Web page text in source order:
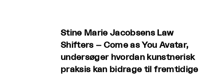
Stine Marie Jacobsens Law
Shifters – Come as You Avatar,
undersøger hvordan kunstnerisk
praksis kan bidrage til fremtidige